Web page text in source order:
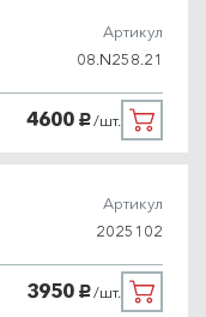
Артикул
08.N258.21
4600 руб./шт.
Артикул
2025102
3950 руб./шт.